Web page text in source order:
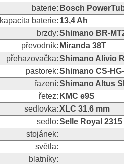
baterie: Bosch
kapacita baterie: 13,4 Ah
brzdy:Shimano BR-
převodník: Miranda 38T
přehazovačka:Shimano Alivio
pastorek:Shimano CS-
řazení:Shimano Altus
řetez: KMC e9S
sedlovka:XLC 31.6 mm
sedlo:Selle Royal 2315
stojánek:
světla:
blatníky: